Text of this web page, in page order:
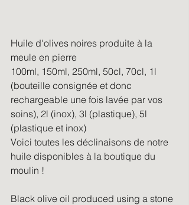
Huile d'olives noires produite à la
meule en pierre
100ml, 150ml, 250ml, 50cl, 70cl, 1l
(bouteille consignée et donc
rechargeable une fois lavée par vos
soins), 2l (inox), 3l (plastique), 5l
(plastique et inox)
Voici toutes les déclinaisons de notre
huile disponibles à la boutique du
moulin !
Black olive oil produced using a stone